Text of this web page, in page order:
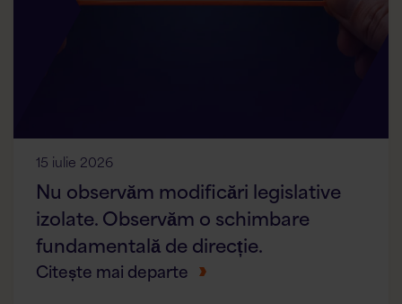
15 iulie 2026
Nu observăm modificări legislative
izolate. Observăm o schimbare
fundamentală de direcție.
Citește mai departe